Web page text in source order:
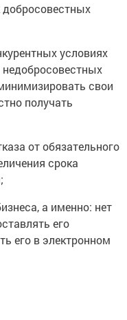
добросовестных
условиях
свои
получать
от обязательного
срока
а именно: нет
его
его в электронном